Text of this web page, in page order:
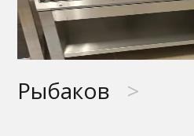
Рыбаков